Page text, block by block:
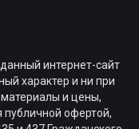
интернет-сайт
характер и ни при
и цены,
офертой,